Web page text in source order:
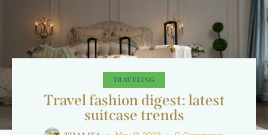
TRAVELING
Travel fashion digest: latest
suitcase trends